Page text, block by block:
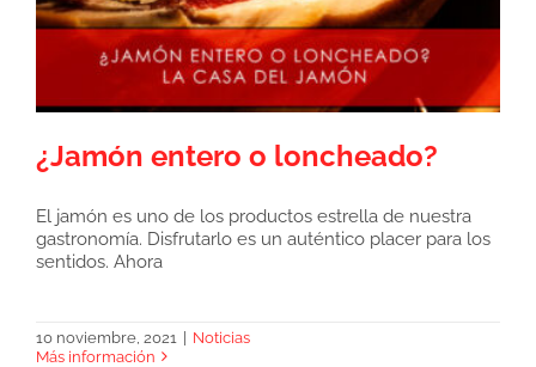
¿Jamón entero o loncheado?
El jamón es uno de los productos estrella de nuestra
gastronomía. Disfrutarlo es un auténtico placer para los
sentidos. Ahora
10 noviembre, 2021
Noticias
Más información